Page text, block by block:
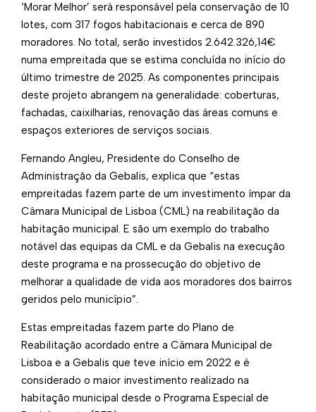
‘Morar Melhor’ será responsável pela conservação de 10
lotes, com 317 fogos habitacionais e cerca de 890
moradores. No total, serão investidos 2.642.326,14€
numa empreitada que se estima concluída no início do
último trimestre de 2025. As componentes principais
deste projeto abrangem na generalidade: coberturas,
fachadas, caixilharias, renovação das áreas comuns e
espaços exteriores de serviços sociais.
Fernando Angleu, Presidente do Conselho de
Administração da Gebalis, explica que “estas
empreitadas fazem parte de um investimento ímpar da
Câmara Municipal de Lisboa (CML) na reabilitação da
habitação municipal. E são um exemplo do trabalho
notável das equipas da CML e da Gebalis na execução
deste programa e na prossecução do objetivo de
melhorar a qualidade de vida aos moradores dos bairros
geridos pelo município”.
Estas empreitadas fazem parte do Plano de
Reabilitação acordado entre a Câmara Municipal de
Lisboa e a Gebalis que teve início em 2022 e é
considerado o maior investimento realizado na
habitação municipal desde o Programa Especial de